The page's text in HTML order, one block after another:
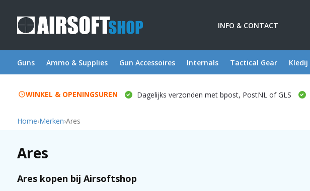
INFO & CONTACT
Guns Ammo & Supplies Gun Accessoires Internals Tactical Gear Kledij
WINKEL & OPENINGSUREN Dagelijks verzonden met bpost, PostNL of GLS
Home›Merken›Ares
Ares
Ares kopen bij Airsoftshop